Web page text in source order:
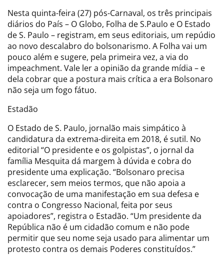
Nesta quinta-feira (27) pós-Carnaval, os três principais
diários do País – O Globo, Folha de S.Paulo e O Estado
de S. Paulo – registram, em seus editoriais, um repúdio
ao novo descalabro do bolsonarismo. A Folha vai um
pouco além e sugere, pela primeira vez, a via do
impeachment. Vale ler a opinião da grande mídia – e
dela cobrar que a postura mais crítica a era Bolsonaro
não seja um fogo fátuo.
Estadão
O Estado de S. Paulo, jornalão mais simpático à
candidatura da extrema-direita em 2018, é sutil. No
editorial “O presidente e os golpistas”, o jornal da
família Mesquita dá margem à dúvida e cobra do
presidente uma explicação. “Bolsonaro precisa
esclarecer, sem meios termos, que não apoia a
convocação de uma manifestação em sua defesa e
contra o Congresso Nacional, feita por seus
apoiadores”, registra o Estadão. “Um presidente da
República não é um cidadão comum e não pode
permitir que seu nome seja usado para alimentar um
protesto contra os demais Poderes constituídos.”